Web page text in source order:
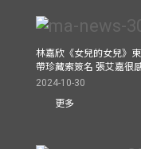
林嘉欣《女兒的女兒》
帶珍藏索簽名 張艾嘉很
2024-10-30
更多